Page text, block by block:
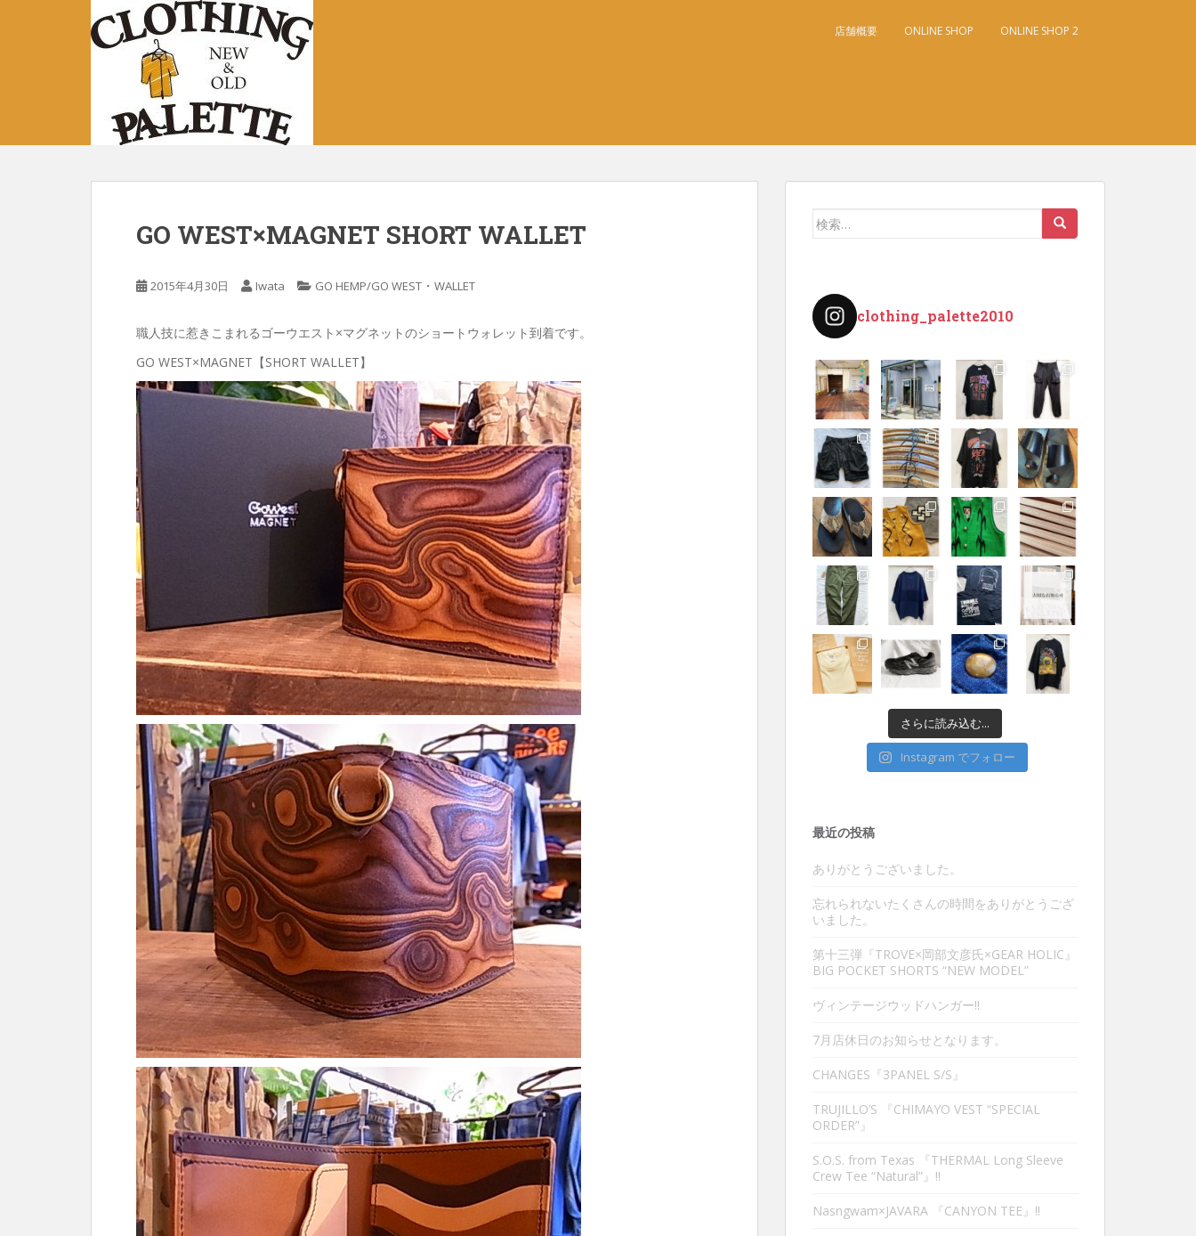
店舗概要 ONLINE SHOP ONLINE SHOP 2
GO WEST×MAGNET SHORT WALLET
2015年4月30日 Iwata GO HEMP/GO WEST ・ WALLET
職人技に惹きこまれるゴーウエスト×マグネットのショートウォレット到着です。
GO WEST×MAGNET【SHORT WALLET】
検
clothing_palette2010
さらに読み込む...
Instagram でフォロー
最近の投稿
ありがとうございました。
忘れられないたくさんの時間をありがとうござ
いました。
第十三弾『TROVE×岡部文彦氏×GEAR HOLIC』
BIG POCKET SHORTS “NEW MODEL”
ヴィンテージウッドハンガー‼︎
7月店休日のお知らせとなります。
CHANGES『3PANEL S/S』
TRUJILLO’S 『CHIMAYO VEST “SPECIAL
ORDER”』
S.O.S. from Texas 『THERMAL Long Sleeve
Crew Tee “Natural”』‼︎
Nasngwam×JAVARA 『CANYON TEE』‼︎